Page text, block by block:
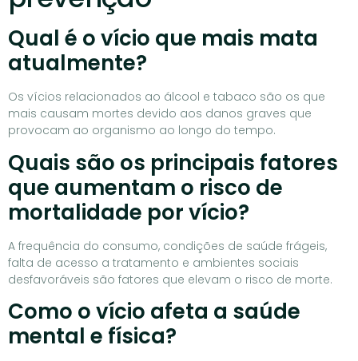
Qual é o vício que mais mata
atualmente?
Os vícios relacionados ao álcool e tabaco são os que
mais causam mortes devido aos danos graves que
provocam ao organismo ao longo do tempo.
Quais são os principais fatores
que aumentam o risco de
mortalidade por vício?
A frequência do consumo, condições de saúde frágeis,
falta de acesso a tratamento e ambientes sociais
desfavoráveis são fatores que elevam o risco de morte.
Como o vício afeta a saúde
mental e física?